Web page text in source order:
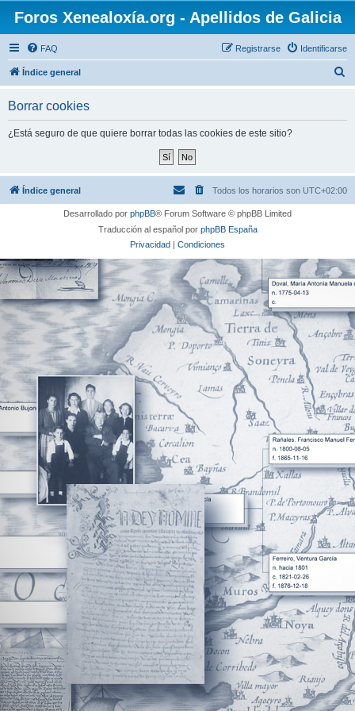
Foros Xenealoxía.org - Apellidos de Galicia
FAQ Identificarse
Registrarse
Índice general
Borrar cookies
¿Está seguro de que quiere borrar todas las cookies de este sitio?
Índice general Todos los horarios son UTC+02:00
Desarrollado por phpBB® Forum Software © phpBB Limited
Traducción al español por phpBB España
Privacidad | Condiciones